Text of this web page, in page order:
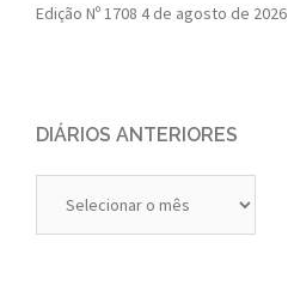
Edição Nº 1708 4 de agosto de 2026
DIÁRIOS ANTERIORES
Anteriores